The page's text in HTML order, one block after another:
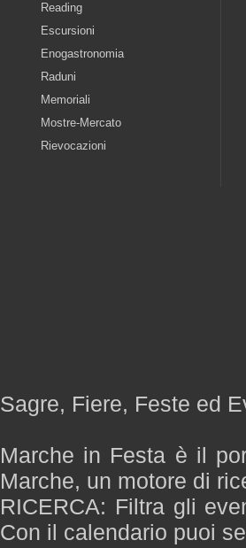
Reading
Escursioni
Enogastronomia
Raduni
Memoriali
Mostre-Mercato
Rievocazioni
Sagre, Fiere, Feste ed
Marche in Festa è il
Marche, un motore di
RICERCA: Filtra gli
Con il calendario puoi